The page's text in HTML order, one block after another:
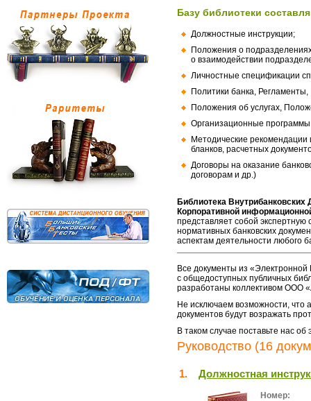
Базу библиотеки
Должностные инструкции;
Положения о
о взаимодействии
Личностные спецификации
Политики банка,
Положения об услугах,
Организационные
Методические
бланков, расчетных
Договоры на оказание
договорам и др.)
Библиотека
Корпоративной
представляет собой экспертную
нормативных банковских
аспектам деятельности любого
Все документы из «Электронной
с общедоступных публичных
разработаны коллективом ООО
Не исключаем возможности, что
документов будут возражать
В таком случае поставьте нас
Руководство (16
1. Должностная
Номер: